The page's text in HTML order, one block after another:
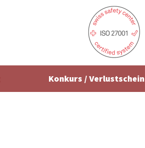
Konkurs / Verlustschein